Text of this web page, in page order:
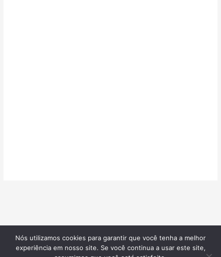
Confeitarias de Sucesso
| Todos os direitos reservados |
Desenvolvido por
Blotzads Network
Nós utilizamos cookies para garantir que você tenha a melhor
experiência em nosso site. Se você continua a usar este site,